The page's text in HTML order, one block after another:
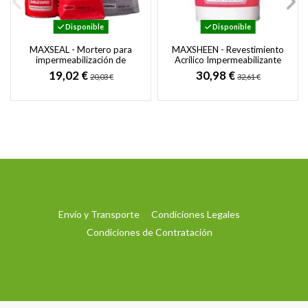
Disponible
MAXSEAL - Mortero para
impermeabilización de
estructuras de hormigón y
mampostería
19,02 € 20,03 €
Disponible
MAXSHEEN - Revestimiento
Acrílico Impermeabilizante
de Exteriores sobre
Enfoscados,...
30,98 € 32,61 €
Envío y Transporte
Condiciones Legales
Condiciones de Contratación